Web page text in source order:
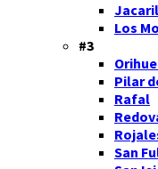
Los
#3
Pilar
Rafal
San